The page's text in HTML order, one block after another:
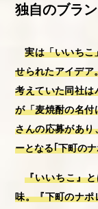
独自のブラ
実は「いいちこ
せられたアイデア
考えていた同社は
が「麦焼酎の名付
さんの応募があり
ーとなる｢下町の
『いいちこ』
味。『下町のナポ